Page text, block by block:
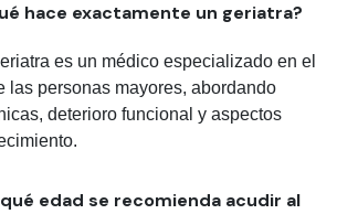
hace exactamente un geriatra?
es un médico especializado en el
las personas mayores, abordando
deterioro funcional y aspectos
qué edad se recomienda acudir al